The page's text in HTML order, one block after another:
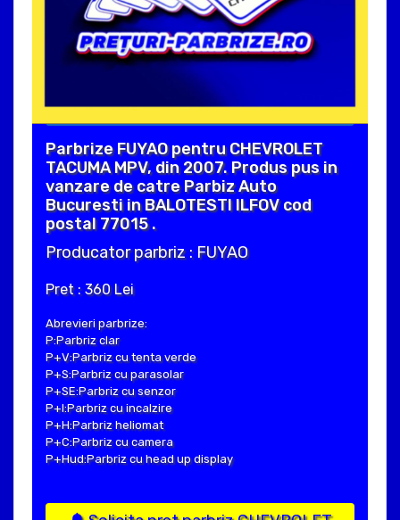
Parbrize FUYAO pentru CHEVROLET
TACUMA MPV, din 2007. Produs pus in
vanzare de catre Parbiz Auto
Bucuresti in BALOTESTI ILFOV cod
postal 77015 .
Producator parbriz : FUYAO
Pret : 360 Lei
Abrevieri parbrize:
P:Parbriz clar
P+V:Parbriz cu tenta verde
P+S:Parbriz cu parasolar
P+SE:Parbriz cu senzor
P+I:Parbriz cu incalzire
P+H:Parbriz heliomat
P+C:Parbriz cu camera
P+Hud:Parbriz cu head up display